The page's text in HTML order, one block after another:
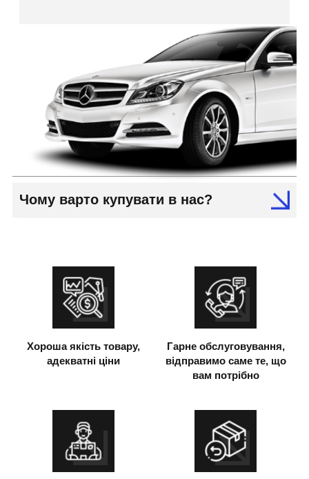
Чому варто купувати в нас?
Хороша якість товару,
адекватні ціни
Гарне обслуговування,
відправимо саме те, що
вам потрібно